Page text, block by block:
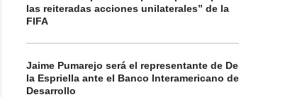
las reiteradas acciones unilaterales” de la
FIFA
Jaime Pumarejo será el representante de De
la Espriella ante el Banco Interamericano de
Desarrollo